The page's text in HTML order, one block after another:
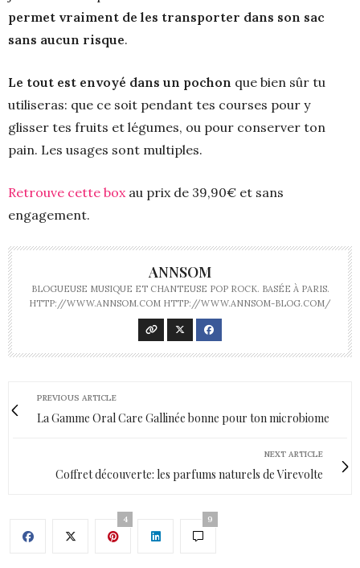
permet vraiment de les transporter dans son sac
sans aucun risque.
Le tout est envoyé dans un pochon que bien sûr tu
utiliseras: que ce soit pendant tes courses pour y
glisser tes fruits et légumes, ou pour conserver ton
pain. Les usages sont multiples.
Retrouve cette boxau prix de 39,90€ et sans
engagement.
ANNSOM
BLOGUEUSE MUSIQUE ET CHANTEUSE POP ROCK. BASÉE À PARIS.
HTTP://WWW.ANNSOM.COM HTTP://WWW.ANNSOM-BLOG.COM/
PREVIOUS ARTICLE
La Gamme Oral Care Gallinée bonne pour ton microbiome
NEXT ARTICLE
Coffret découverte: les parfums naturels de Virevolte
4 9